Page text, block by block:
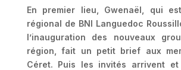
En premier lieu, Gwenaël, qui
régional de BNI Languedoc
l’inauguration des nouveaux
région, fait un petit brief aux
Céret. Puis les invités arrivent